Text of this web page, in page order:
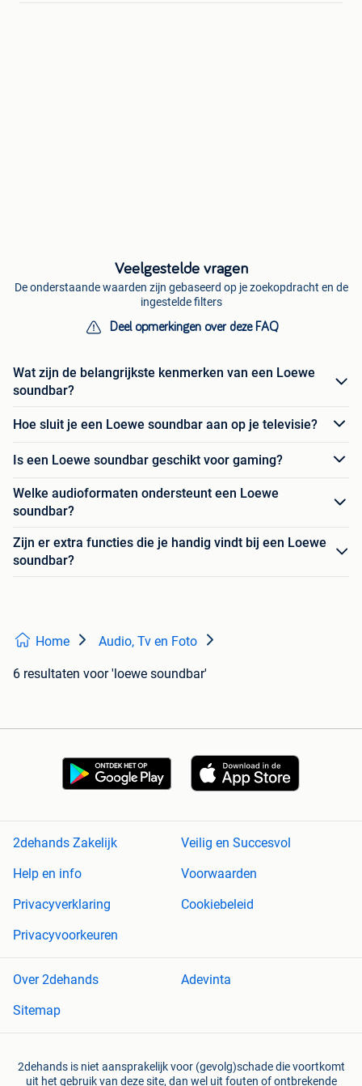
Veelgestelde vragen
De onderstaande waarden zijn gebaseerd op je zoekopdracht en de
ingestelde filters
Deel opmerkingen over deze FAQ
Wat zijn de belangrijkste kenmerken van een Loewe
soundbar?
Hoe sluit je een Loewe soundbar aan op je televisie?
Is een Loewe soundbar geschikt voor gaming?
Welke audioformaten ondersteunt een Loewe
soundbar?
Zijn er extra functies die je handig vindt bij een Loewe
soundbar?
Home Audio, Tv en Foto
6 resultaten voor 'loewe soundbar'
2dehands Zakelijk
Veilig en Succesvol
Help en info
Voorwaarden
Privacyverklaring
Cookiebeleid
Privacyvoorkeuren
Over 2dehands
Adevinta
Sitemap
2dehands is niet aansprakelijk voor (gevolg)schade die voortkomt
uit het gebruik van deze site, dan wel uit fouten of ontbrekende